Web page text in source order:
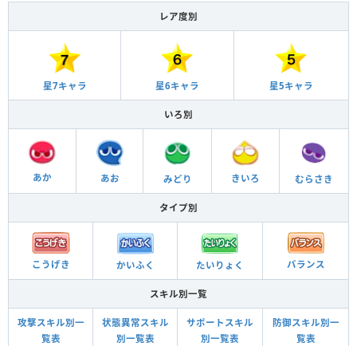
レア度別
星7キャラ 星6キャラ 星5キャラ
いろ別
あか あお みどり きいろ むらさき
タイプ別
こうげき かいふく たいりょく バランス
スキル別一覧
攻撃スキル別一
覧表
状態異常スキル
別一覧表
サポートスキル
別一覧表
防御スキル別一
覧表